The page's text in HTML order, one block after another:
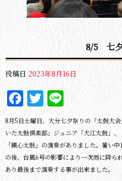
8/5 七
投稿日 2023年8月16日
Facebook
Twitter
Line
8月5日土曜日、大分七夕祭りの「太鼓大
いた太鼓倶楽部」ジュニア「犬江太鼓」
「鐵心太鼓」の演奏がありました。暑い
の後、台風6号の影響により一次雨に降ら
あり最後まで演奏する事が出来ました。